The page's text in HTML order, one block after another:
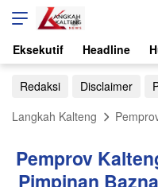
Eksekutif Headline
Redaksi Disclaimer
Langkah Kalteng
Pemprov
Pimpinan